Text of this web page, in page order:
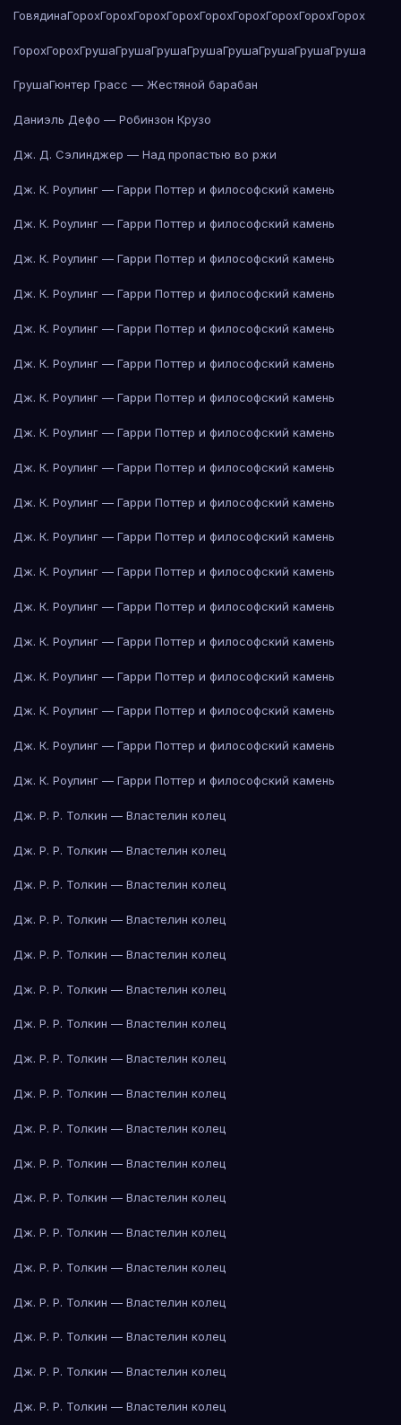
ГовядинаГорохГорохГорохГорохГорохГорохГорохГорохГорох
ГорохГорохГрушаГрушаГрушаГрушаГрушаГрушаГрушаГруша
ГрушаГюнтер Грасс — Жестяной барабан
Даниэль Дефо — Робинзон Крузо
Дж. Д. Сэлинджер — Над пропастью во ржи
Дж. К. Роулинг — Гарри Поттер и философский камень
Дж. К. Роулинг — Гарри Поттер и философский камень
Дж. К. Роулинг — Гарри Поттер и философский камень
Дж. К. Роулинг — Гарри Поттер и философский камень
Дж. К. Роулинг — Гарри Поттер и философский камень
Дж. К. Роулинг — Гарри Поттер и философский камень
Дж. К. Роулинг — Гарри Поттер и философский камень
Дж. К. Роулинг — Гарри Поттер и философский камень
Дж. К. Роулинг — Гарри Поттер и философский камень
Дж. К. Роулинг — Гарри Поттер и философский камень
Дж. К. Роулинг — Гарри Поттер и философский камень
Дж. К. Роулинг — Гарри Поттер и философский камень
Дж. К. Роулинг — Гарри Поттер и философский камень
Дж. К. Роулинг — Гарри Поттер и философский камень
Дж. К. Роулинг — Гарри Поттер и философский камень
Дж. К. Роулинг — Гарри Поттер и философский камень
Дж. К. Роулинг — Гарри Поттер и философский камень
Дж. К. Роулинг — Гарри Поттер и философский камень
Дж. Р. Р. Толкин — Властелин колец
Дж. Р. Р. Толкин — Властелин колец
Дж. Р. Р. Толкин — Властелин колец
Дж. Р. Р. Толкин — Властелин колец
Дж. Р. Р. Толкин — Властелин колец
Дж. Р. Р. Толкин — Властелин колец
Дж. Р. Р. Толкин — Властелин колец
Дж. Р. Р. Толкин — Властелин колец
Дж. Р. Р. Толкин — Властелин колец
Дж. Р. Р. Толкин — Властелин колец
Дж. Р. Р. Толкин — Властелин колец
Дж. Р. Р. Толкин — Властелин колец
Дж. Р. Р. Толкин — Властелин колец
Дж. Р. Р. Толкин — Властелин колец
Дж. Р. Р. Толкин — Властелин колец
Дж. Р. Р. Толкин — Властелин колец
Дж. Р. Р. Толкин — Властелин колец
Дж. Р. Р. Толкин — Властелин колец